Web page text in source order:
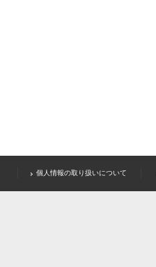
個人情報の取り扱いについて